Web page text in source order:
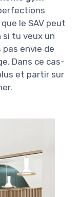
le SAV peut
si tu veux un
pas envie de
Dans ce cas-
et partir sur